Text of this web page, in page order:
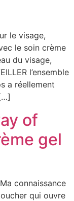
le visage,
le soin crème
du visage,
l’ensemble
a réellement
of
gel
connaissance
qui ouvre